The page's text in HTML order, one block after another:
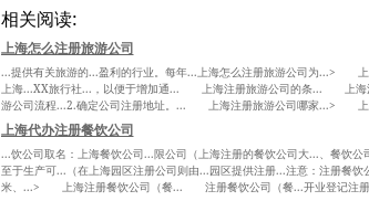
相关阅读:
上海怎么注册旅游公司
...提供有关旅游的...盈利的行业。每年...上海怎么注册旅游公司为...> 上
上海...XX旅行社...，以便于增加通... 上海注册旅游公司的条... 上
游公司流程...2.确定公司注册地址。... 上海注册旅游公司哪家...> 上
上海代办注册餐饮公司
...饮公司取名：上海餐饮公司...限公司（上海注册的餐饮公司大...、餐饮
至于生产可...（在上海园区注册公司则由...园区提供注册...注意：注册餐
米、...> 上海注册餐饮公司（餐... 注册餐饮公司（餐...开业登记注册